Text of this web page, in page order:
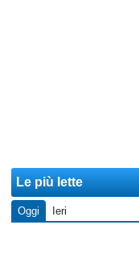
Le più lette
Oggi Ieri